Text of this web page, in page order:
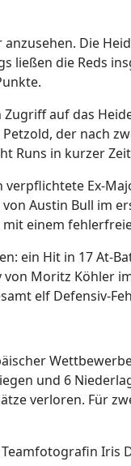
Die
ließen die Reds
auf das
der nach
Runs in kurzer
Ex-
Austin Bull im
mit einem
ein Hit in 17 At-
Moritz Köhler
elf Defensiv-
und 6
verloren. Für
Iris